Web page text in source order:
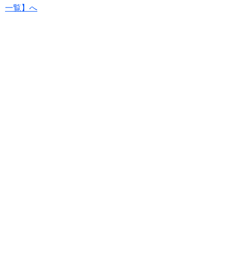
一覧】へ